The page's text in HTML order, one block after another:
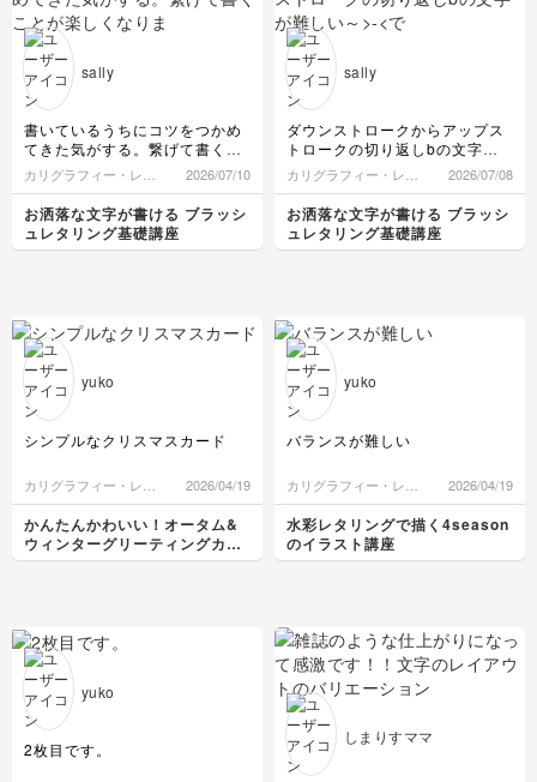
sally
書いているうちにコツをつかめ
てきた気がする。繋げて書くこ
とが楽しくなりました。これか
らも書き続けます。ありがとう
ございました。^_^
カリグラフィー・レタ
リング
2026/07/10
お洒落な文字が書ける ブラッシ
ュレタリング基礎講座
sally
ダウンストロークからアップス
トロークの切り返しbの文字が
難しい～
>-<でもがんばる。
カリグラフィー・レタ
リング
2026/07/08
お洒落な文字が書ける ブラッシ
ュレタリング基礎講座
yuko
シンプルなクリスマスカード
カリグラフィー・レタ
リング
2026/04/19
かんたんかわいい！オータム&
ウィンターグリーティングカー
ド講座
yuko
バランスが難しい
カリグラフィー・レタ
リング
2026/04/19
水彩レタリングで描く4season
のイラスト講座
yuko
2枚目です。
しまりすママ